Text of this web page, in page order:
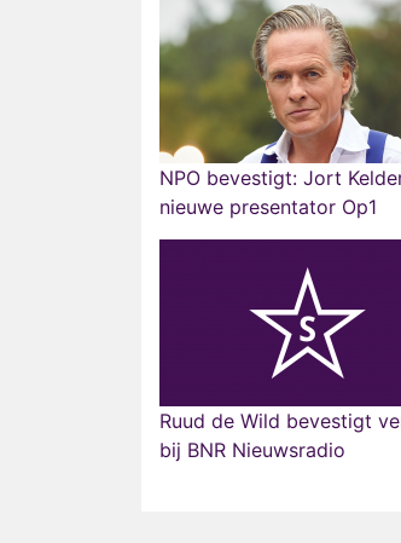
NPO bevestigt: Jort
nieuwe presentator Op1
Ruud de Wild bevestigt
bij BNR Nieuwsradio